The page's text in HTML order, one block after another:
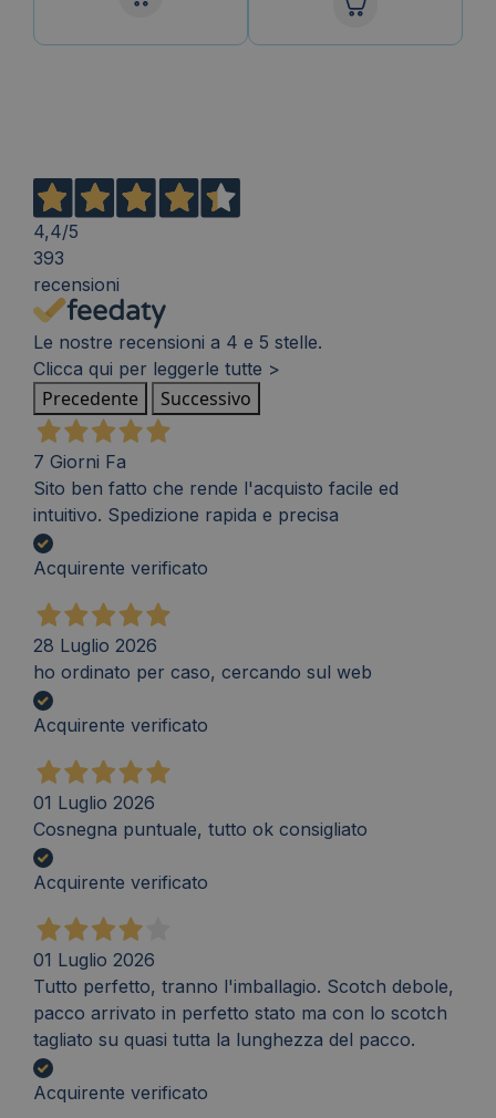
4,4/5
393
recensioni
Le nostre recensioni a 4 e 5 stelle.
Clicca qui per leggerle tutte >
Precedente Successivo
7 Giorni Fa
Sito ben fatto che rende l'acquisto facile ed
intuitivo. Spedizione rapida e precisa
Acquirente verificato
28 Luglio 2026
ho ordinato per caso, cercando sul web
Acquirente verificato
01 Luglio 2026
Cosnegna puntuale, tutto ok consigliato
Acquirente verificato
01 Luglio 2026
Tutto perfetto, tranno l'imballagio. Scotch debole,
pacco arrivato in perfetto stato ma con lo scotch
tagliato su quasi tutta la lunghezza del pacco.
Acquirente verificato